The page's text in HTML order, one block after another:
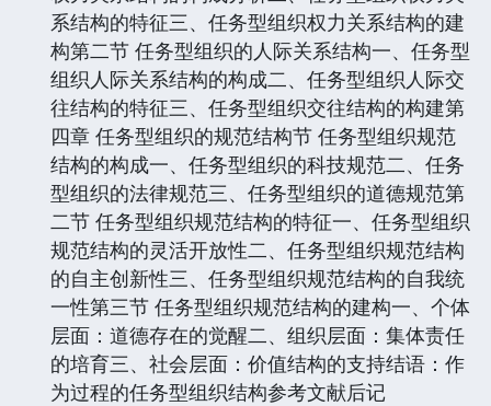
系结构的特征三、任务型组织权力关系结构的建
构第二节 任务型组织的人际关系结构一、任务型
组织人际关系结构的构成二、任务型组织人际交
往结构的特征三、任务型组织交往结构的构建第
四章 任务型组织的规范结构节 任务型组织规范
结构的构成一、任务型组织的科技规范二、任务
型组织的法律规范三、任务型组织的道德规范第
二节 任务型组织规范结构的特征一、任务型组织
规范结构的灵活开放性二、任务型组织规范结构
的自主创新性三、任务型组织规范结构的自我统
一性第三节 任务型组织规范结构的建构一、个体
层面：道德存在的觉醒二、组织层面：集体责任
的培育三、社会层面：价值结构的支持结语：作
为过程的任务型组织结构参考文献后记